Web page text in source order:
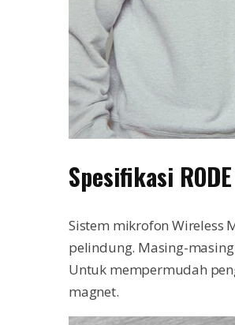
Spesifikasi
Sistem mikrofon Wireless
pelindung. Masing-
Untuk mempermudah
magnet.